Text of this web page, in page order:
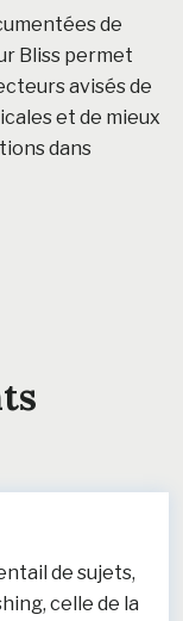
de
Bliss permet
avisés de
et de mieux
dans
de sujets,
celle de la